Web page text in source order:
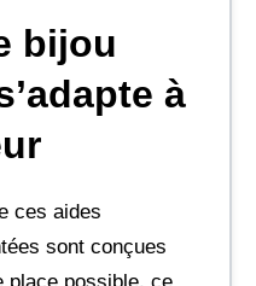
bijou
à
ces aides
sont conçues
place possible, ce